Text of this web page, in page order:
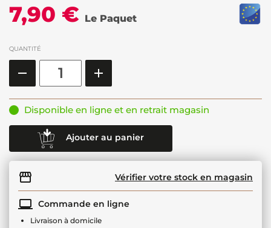
7,90 € Le Paquet
QUANTITÉ
Disponible en ligne et en retrait magasin
Ajouter au panier
Vérifier votre stock en magasin
Commande en ligne
Livraison à domicile